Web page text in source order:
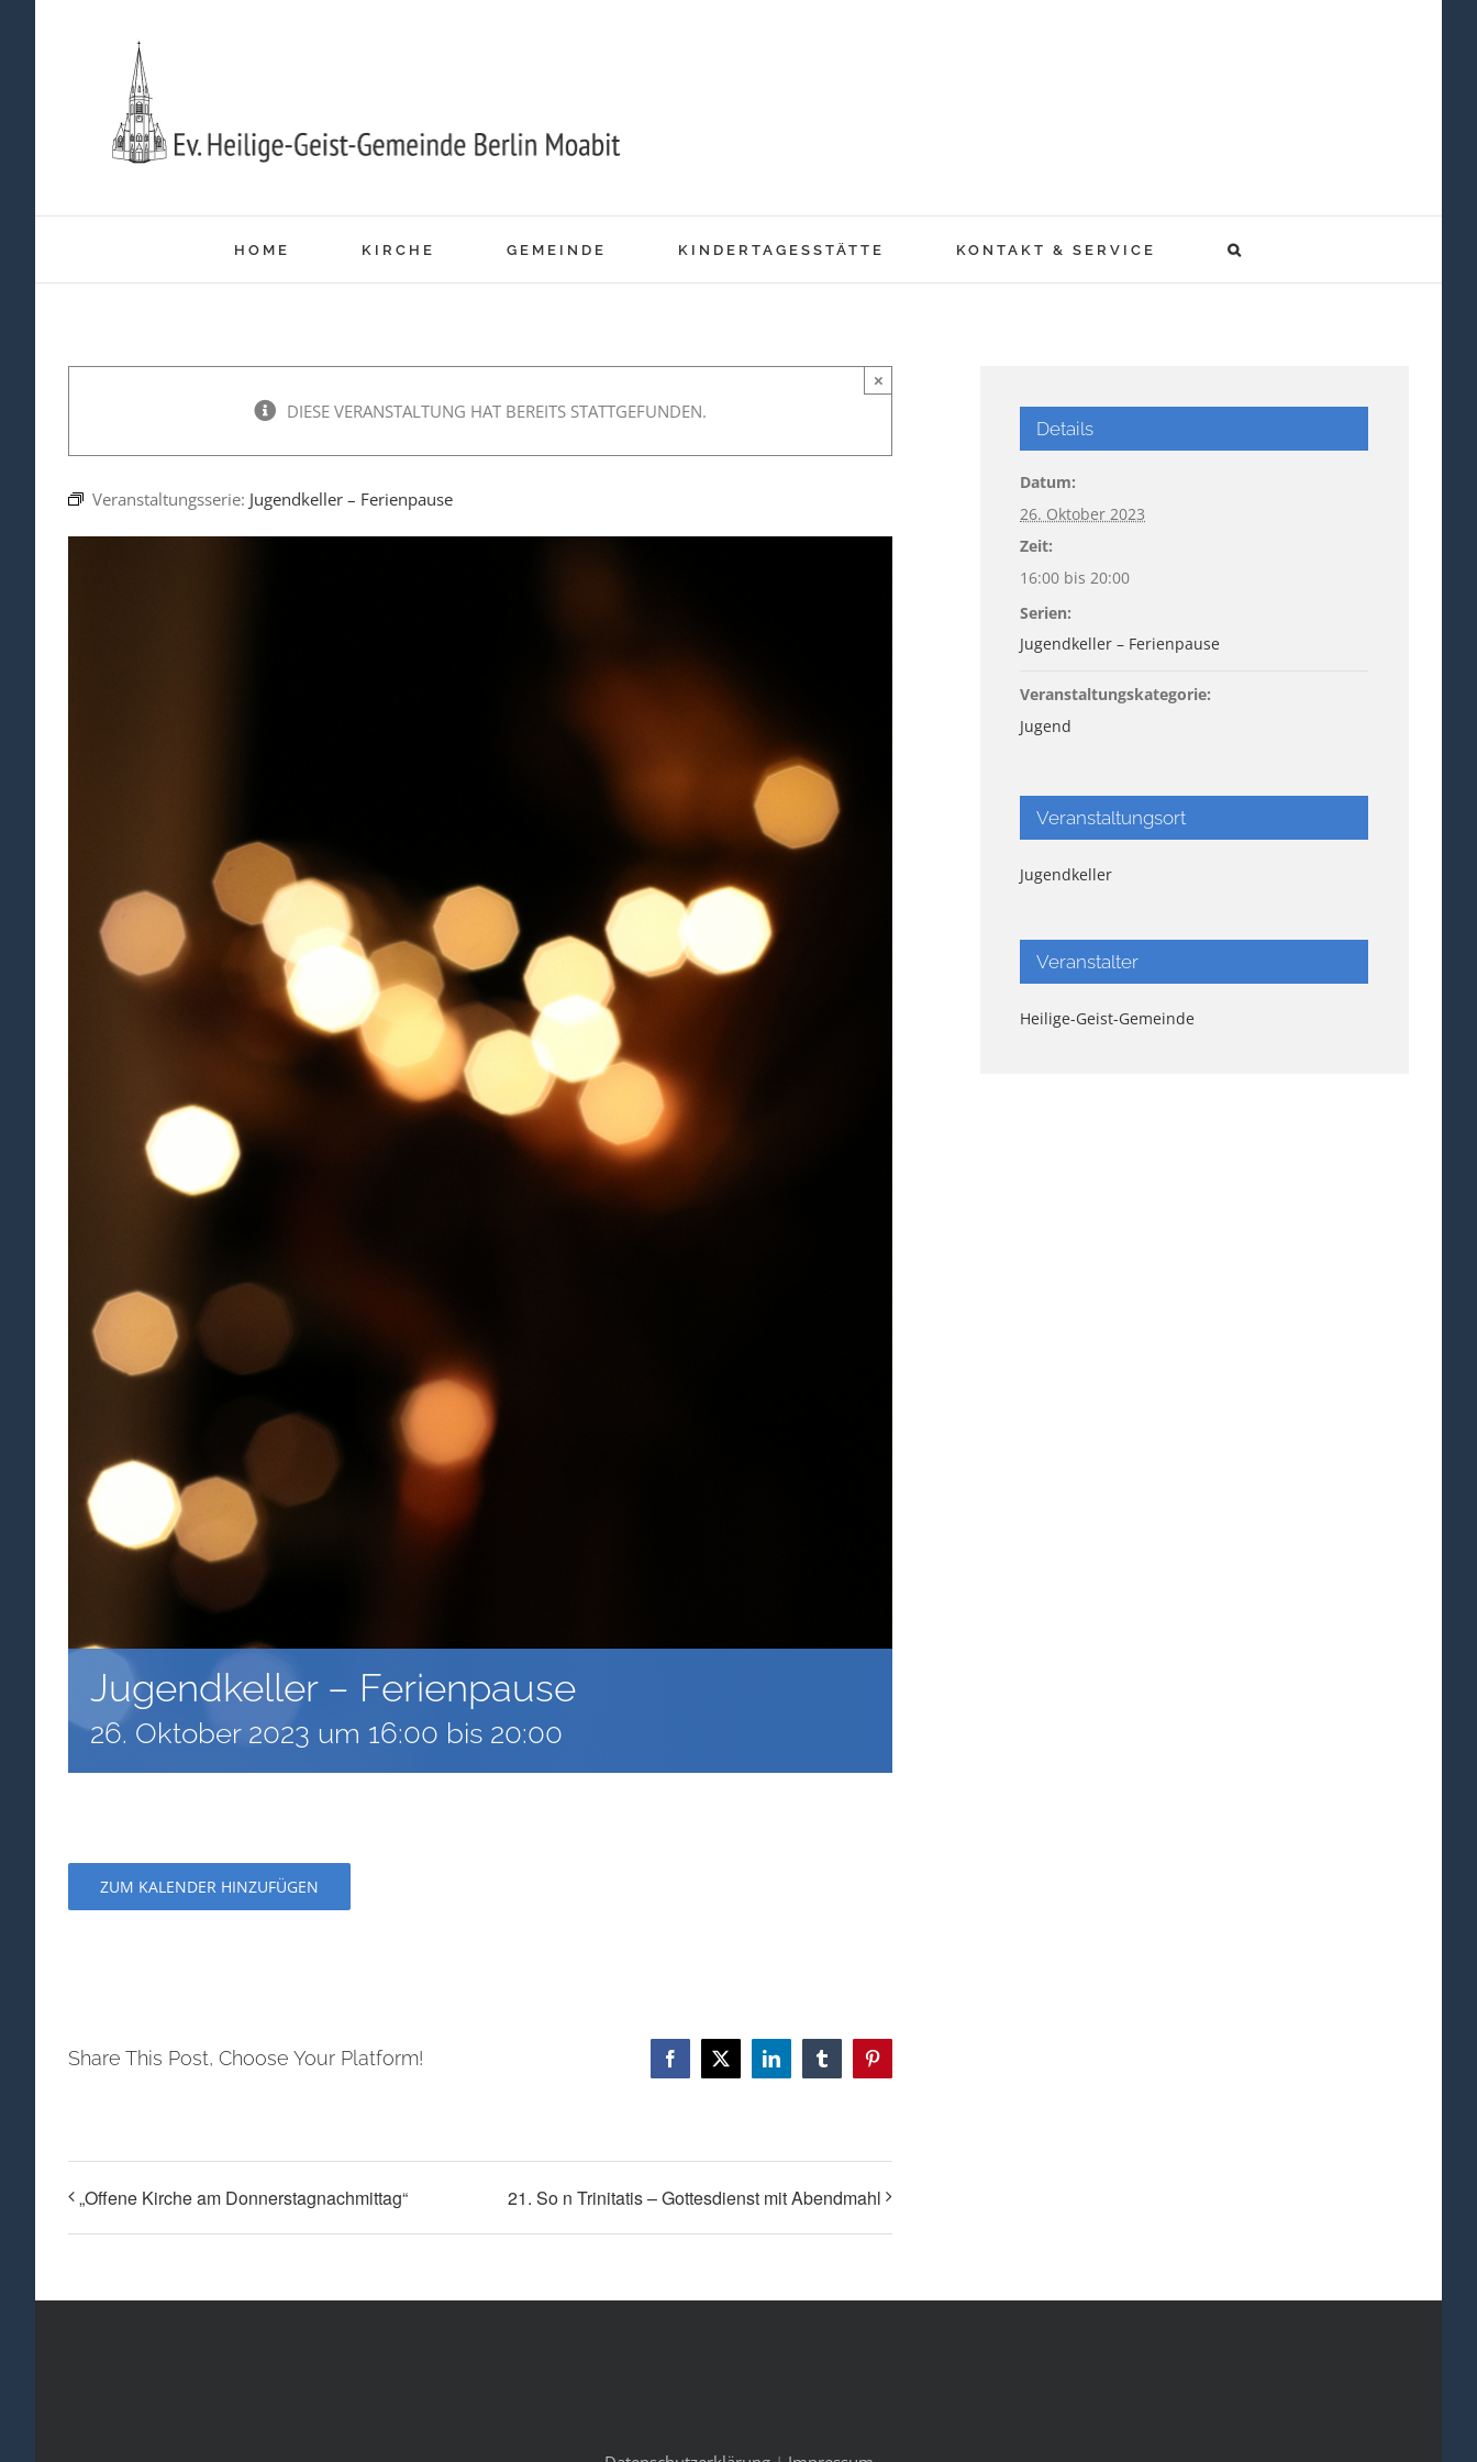
HOME KIRCHE GEMEINDE KINDERTAGESSTÄTTE KONTAKT & SERVICE
DIESE VERANSTALTUNG HAT BEREITS STATTGEFUNDEN.
×
Veranstaltungsserie: Jugendkeller – Ferienpause
Jugendkeller – Ferienpause
26. Oktober 2023 um 16:00 bis 20:00
ZUM KALENDER HINZUFÜGEN
Share This Post, Choose Your Platform! Facebook
X LinkedInTumblrPinterest
„Offene Kirche am Donnerstagnachmittag“ 21. So n Trinitatis – Gottesdienst mit Abendmahl
Details
Datum:
26. Oktober 2023
Zeit:
16:00 bis 20:00
Serien:
Jugendkeller – Ferienpause
Veranstaltungskategorie:
Jugend
Veranstaltungsort
Jugendkeller
Veranstalter
Heilige-Geist-Gemeinde